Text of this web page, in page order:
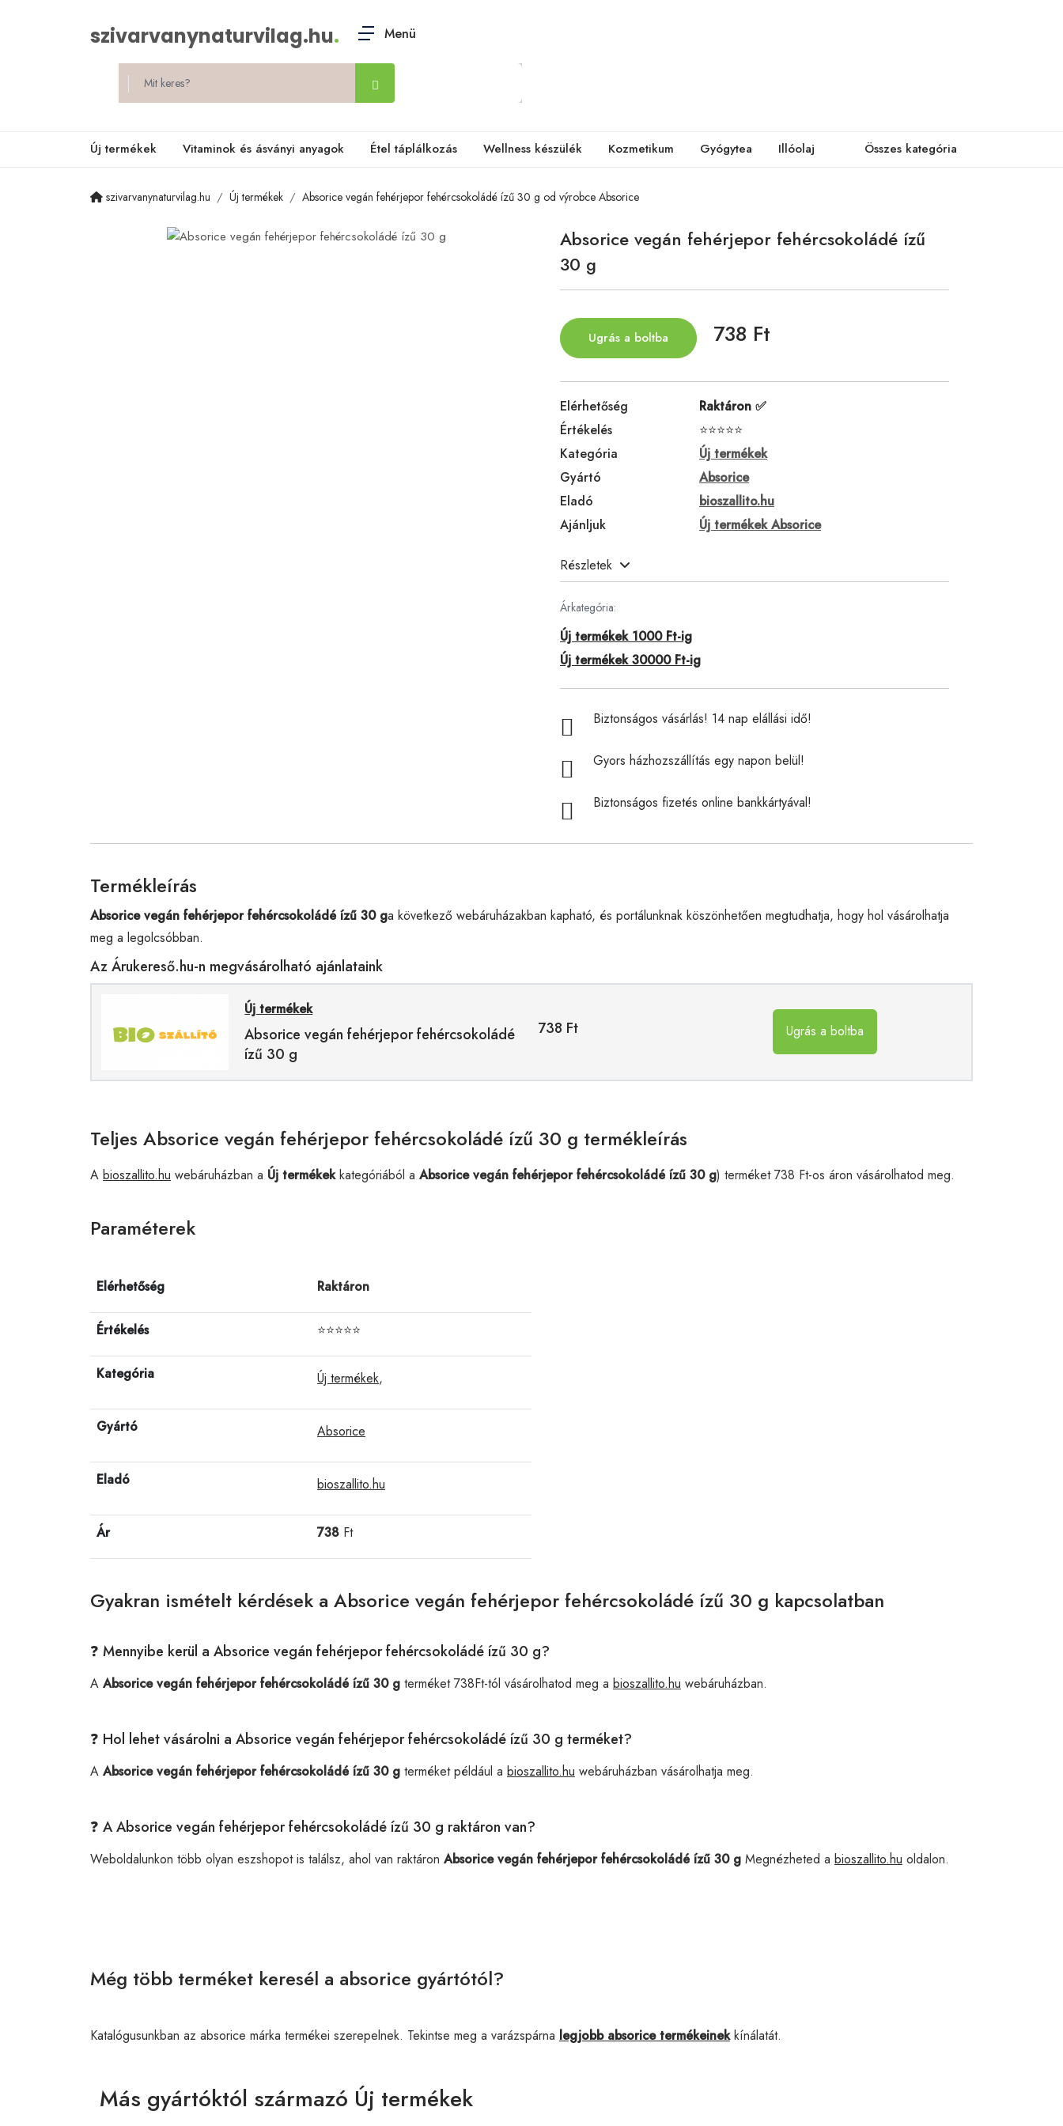
szivarvanynaturvilag.hu. Menü
Új termékek Vitaminok és ásványi anyagok Étel táplálkozás Wellness készülék Kozmetikum Gyógytea Illóolaj Összes kategória
szivarvanynaturvilag.hu Új termékek Absorice vegán fehérjepor fehércsokoládé ízű 30 g od výrobce Absorice
Absorice vegán fehérjepor fehércsokoládé ízű
30 g
Ugrás a boltba 738 Ft
Elérhetőség
Raktáron ✅
Értékelés
⭐⭐⭐⭐⭐
Kategória
Új termékek
Gyártó
Absorice
Eladó
bioszallito.hu
Ajánljuk
Új termékek Absorice
Részletek
Árkategória:
Új termékek 1000 Ft-ig
Új termékek 30000 Ft-ig
Biztonságos vásárlás! 14 nap elállási idő!
Gyors házhozszállítás egy napon belül!
Biztonságos fizetés online bankkártyával!
Termékleírás
Absorice vegán fehérjepor fehércsokoládé ízű 30 ga következő webáruházakban kapható, és portálunknak köszönhetően megtudhatja, hogy hol vásárolhatja
meg a legolcsóbban.
Az Árukereső.hu-n megvásárolható ajánlataink
Új termékek
Absorice vegán fehérjepor fehércsokoládé
ízű 30 g
738 Ft Ugrás a boltba
Teljes Absorice vegán fehérjepor fehércsokoládé ízű 30 g termékleírás
A bioszallito.hu webáruházban a Új termékekkategóriából a Absorice vegán fehérjepor fehércsokoládé ízű 30 g) terméket 738 Ft-os áron vásárolhatod meg.
Paraméterek
Elérhetőség Raktáron
Értékelés ⭐⭐⭐⭐⭐
Kategória Új termékek,
Gyártó Absorice
Eladó bioszallito.hu
Ár 738 Ft
Gyakran ismételt kérdések a Absorice vegán fehérjepor fehércsokoládé ízű 30 g kapcsolatban
❓ Mennyibe kerül a Absorice vegán fehérjepor fehércsokoládé ízű 30 g?
A Absorice vegán fehérjepor fehércsokoládé ízű 30 g terméket 738Ft-tól vásárolhatod meg a bioszallito.hu webáruházban.
❓ Hol lehet vásárolni a Absorice vegán fehérjepor fehércsokoládé ízű 30 g terméket?
A Absorice vegán fehérjepor fehércsokoládé ízű 30 g terméket például a bioszallito.hu webáruházban vásárolhatja meg.
❓ A Absorice vegán fehérjepor fehércsokoládé ízű 30 g raktáron van?
Weboldalunkon több olyan eszshopot is találsz, ahol van raktáron Absorice vegán fehérjepor fehércsokoládé ízű 30 g Megnézheted a bioszallito.hu oldalon.
Még több terméket keresél a absorice gyártótól?
Katalógusunkban az absorice márka termékei szerepelnek. Tekintse meg a varázspárna legjobb absorice termékeinekkínálatát.
Más gyártóktól származó Új termékek